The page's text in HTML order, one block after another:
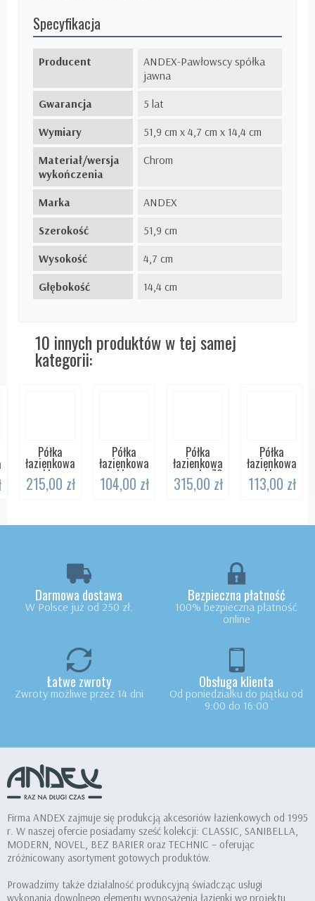
Specyfikacja
Producent
ANDEX-Pawłowscy spółka
jawna
Gwarancja
5 lat
Wymiary
51,9 cm x 4,7 cm x 14,4 cm
Materiał/wersja
wykończenia
Chrom
Marka
ANDEX
Szerokość
51,9 cm
Wysokość
4,7 cm
Głębokość
14,4 cm
10 innych produktów w tej samej
kategorii:
Półka
łazienkowa
szklana
50cm
ANDEX...
215,00 zł
Półka
łazienkowa
szklana
50cm
ANDEX...
104,00 zł
Półka
łazienkowa
z ramką 70
cm
ANDEX...
315,00 zł
Półka
łazienkowa
szklana
60cm
ANDEX...
113,00 zł
Darmowa dostawa
W Polsce już od 250 zł.
Bezpieczna płatność
100% bezpieczna płatność
online
Łatwe zwroty
Zwroty możliwe przez 14 dni
Obsługa klienta
Od poniedziałku do piątku od
9:00 do 16:00
Firma ANDEX zajmuje się produkcją akcesoriów łazienkowych od 1995
r. W naszej ofercie posiadamy sześć kolekcji: CLASSIC, SANIBELLA,
MODERN, NOVEL, BEZ BARIER oraz TECHNIC – oferując
zróżnicowany asortyment gotowych produktów.
Prowadzimy także działalność produkcyjną świadcząc usługi
wykonania dowolnego elementu wyposażenia łazienki wg projektu